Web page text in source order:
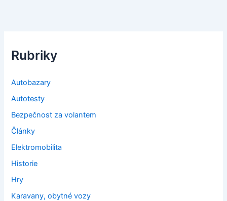
Rubriky
Autobazary
Autotesty
Bezpečnost za volantem
Články
Elektromobilita
Historie
Hry
Karavany, obytné vozy